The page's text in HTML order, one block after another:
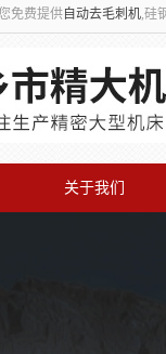
免费提供自动去毛刺机,硅
关于我们